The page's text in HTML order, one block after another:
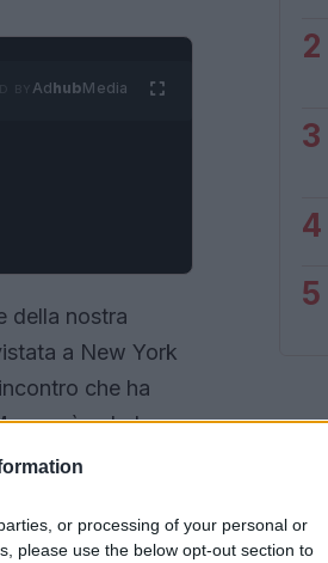
or processing of your personal or
please use the below opt-out section to
AdhubMedia
della nostra
a New York
che ha
non è solo la
vero must-
2
3
4
5